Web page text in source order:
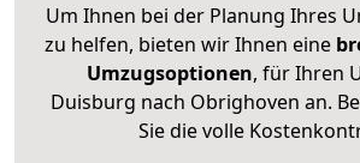
Um Ihnen bei der Planung Ihres
zu helfen, bieten wir Ihnen eine
Umzugsoptionen, für Ihren
Duisburg nach Obrighoven an.
Sie die volle